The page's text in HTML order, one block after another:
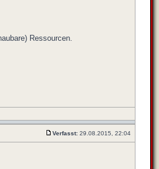
Ressourcen.
Verfasst: 29.08.2015, 22:04